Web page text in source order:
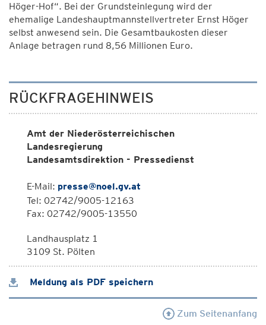
Höger-Hof“. Bei der Grundsteinlegung wird der
ehemalige Landeshauptmannstellvertreter Ernst Höger
selbst anwesend sein. Die Gesamtbaukosten dieser
Anlage betragen rund 8,56 Millionen Euro.
RÜCKFRAGEHINWEIS
Amt der Niederösterreichischen
Landesregierung
Landesamtsdirektion - Pressedienst
E-Mail: presse@noel.gv.at
Tel: 02742/9005-12163
Fax: 02742/9005-13550
Landhausplatz 1
3109 St. Pölten
Meldung als PDF speichern
Zum Seitenanfang